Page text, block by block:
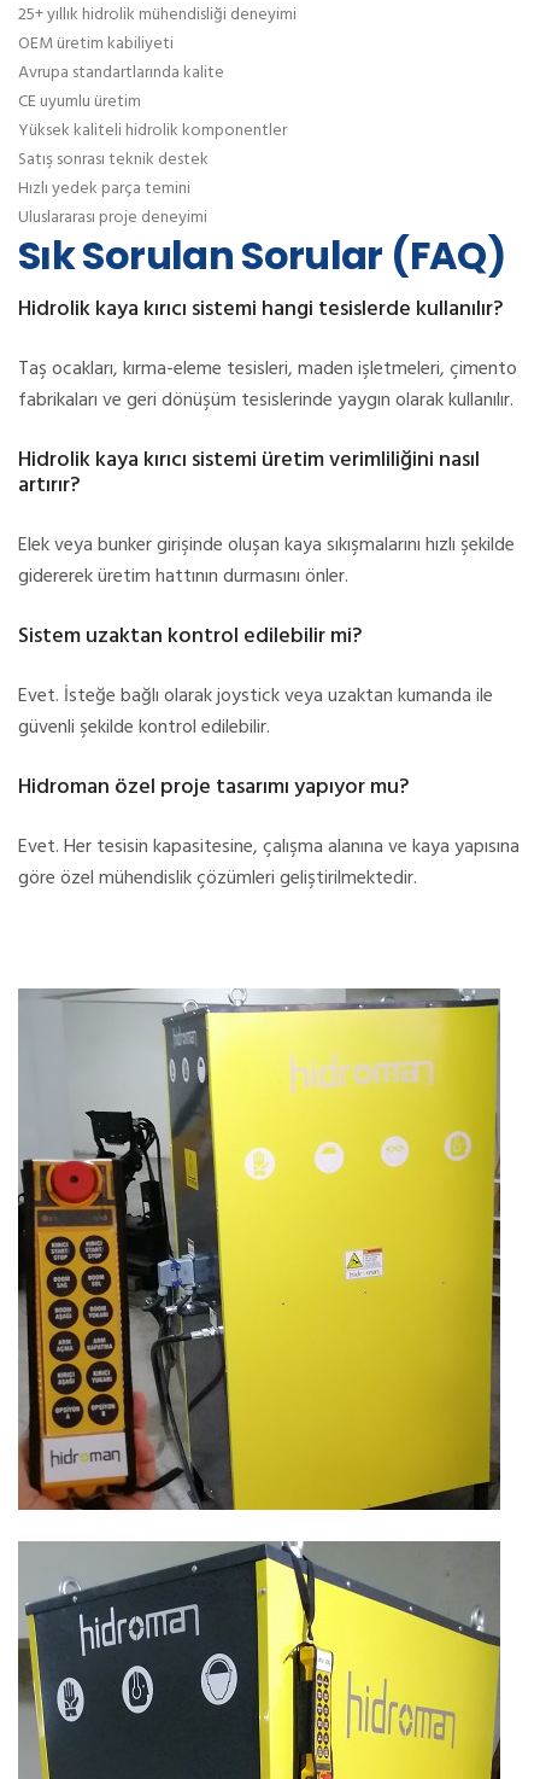
25+ yıllık hidrolik mühendisliği deneyimi
OEM üretim kabiliyeti
Avrupa standartlarında kalite
CE uyumlu üretim
Yüksek kaliteli hidrolik komponentler
Satış sonrası teknik destek
Hızlı yedek parça temini
Uluslararası proje deneyimi
Sık Sorulan Sorular (FAQ)
Hidrolik kaya kırıcı sistemi hangi tesislerde kullanılır?
Taş ocakları, kırma-eleme tesisleri, maden işletmeleri, çimento
fabrikaları ve geri dönüşüm tesislerinde yaygın olarak kullanılır.
Hidrolik kaya kırıcı sistemi üretim verimliliğini nasıl
artırır?
Elek veya bunker girişinde oluşan kaya sıkışmalarını hızlı şekilde
gidererek üretim hattının durmasını önler.
Sistem uzaktan kontrol edilebilir mi?
Evet. İsteğe bağlı olarak joystick veya uzaktan kumanda ile
güvenli şekilde kontrol edilebilir.
Hidroman özel proje tasarımı yapıyor mu?
Evet. Her tesisin kapasitesine, çalışma alanına ve kaya yapısına
göre özel mühendislik çözümleri geliştirilmektedir.